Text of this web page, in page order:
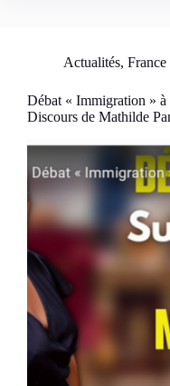
Actualités, France
Débat « Immigration » à
Discours de Mathilde